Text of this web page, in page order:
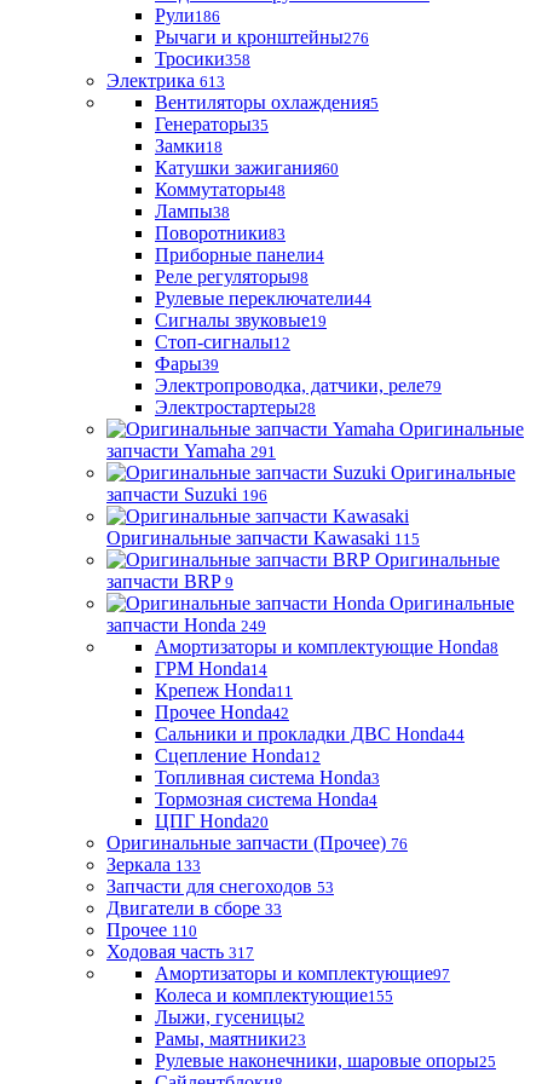
Рули186
Рычаги и кронштейны276
Тросики358
Электрика 613
Вентиляторы охлаждения5
Генераторы35
Замки18
Катушки зажигания60
Коммутаторы48
Лампы38
Поворотники83
Приборные панели4
Реле регуляторы98
Рулевые переключатели44
Сигналы звуковые19
Стоп-сигналы12
Фары39
Электропроводка, датчики, реле79
Электростартеры28
Оригинальные
запчасти Yamaha 291
Оригинальные
запчасти Suzuki 196
Оригинальные запчасти Kawasaki 115
Оригинальные
запчасти BRP 9
Оригинальные
запчасти Honda 249
Амортизаторы и комплектующие Honda8
ГРМ Honda14
Крепеж Honda11
Прочее Honda42
Сальники и прокладки ДВС Honda44
Сцепление Honda12
Топливная система Honda3
Тормозная система Honda4
ЦПГ Honda20
Оригинальные запчасти (Прочее) 76
Зеркала 133
Запчасти для снегоходов 53
Двигатели в сборе 33
Прочее 110
Ходовая часть 317
Амортизаторы и комплектующие97
Колеса и комплектующие155
Лыжи, гусеницы2
Рамы, маятники23
Рулевые наконечники, шаровые опоры25